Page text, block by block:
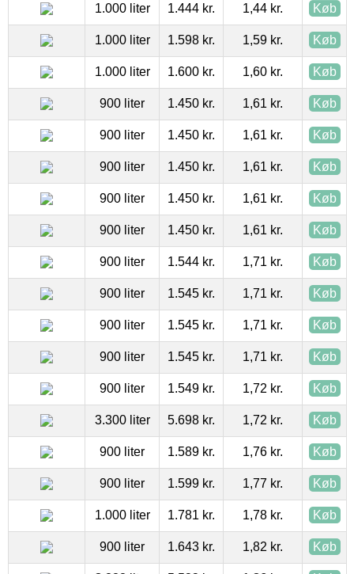
1.000 liter 1.444 kr. 1,44 kr. Køb
1.000 liter 1.598 kr. 1,59 kr. Køb
1.000 liter 1.600 kr. 1,60 kr. Køb
900 liter 1.450 kr. 1,61 kr. Køb
900 liter 1.450 kr. 1,61 kr. Køb
900 liter 1.450 kr. 1,61 kr. Køb
900 liter 1.450 kr. 1,61 kr. Køb
900 liter 1.450 kr. 1,61 kr. Køb
900 liter 1.544 kr. 1,71 kr. Køb
900 liter 1.545 kr. 1,71 kr. Køb
900 liter 1.545 kr. 1,71 kr. Køb
900 liter 1.545 kr. 1,71 kr. Køb
900 liter 1.549 kr. 1,72 kr. Køb
3.300 liter 5.698 kr. 1,72 kr. Køb
900 liter 1.589 kr. 1,76 kr. Køb
900 liter 1.599 kr. 1,77 kr. Køb
1.000 liter 1.781 kr. 1,78 kr. Køb
900 liter 1.643 kr. 1,82 kr. Køb